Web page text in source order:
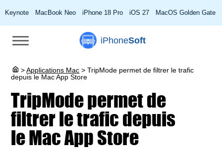
Keynote MacBook Neo iPhone 18 Pro iOS 27 MacOS Golden Gate
iPhoneSoft
> Applications Mac > TripMode permet de filtrer le trafic
depuis le Mac App Store
TripMode permet de
filtrer le trafic depuis
le Mac App Store